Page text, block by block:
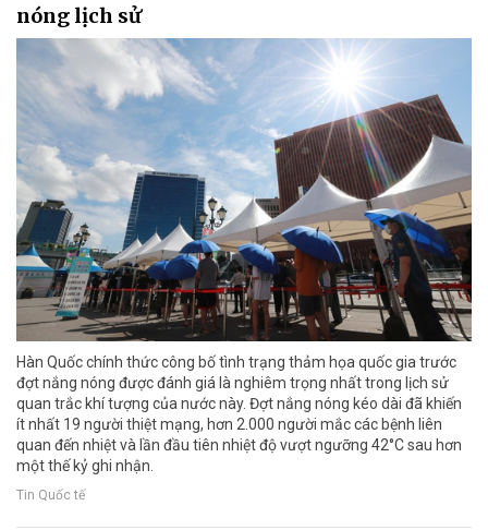
nóng lịch sử
Hàn Quốc chính thức công bố tình trạng thảm họa quốc gia trước
đợt nắng nóng được đánh giá là nghiêm trọng nhất trong lịch sử
quan trắc khí tượng của nước này. Đợt nắng nóng kéo dài đã khiến
ít nhất 19 người thiệt mạng, hơn 2.000 người mắc các bệnh liên
quan đến nhiệt và lần đầu tiên nhiệt độ vượt ngưỡng 42°C sau hơn
một thế kỷ ghi nhận.
Tin Quốc tế